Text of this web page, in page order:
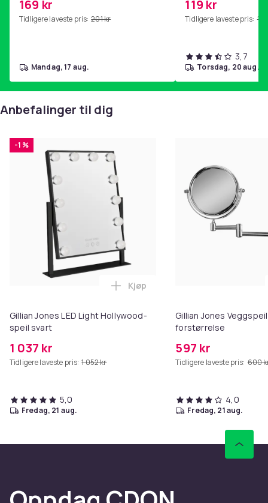
hjemmegymnastikk Pink
169 kr
Tidligere laveste pris: 201 kr
mandag, 17 aug.
119 kr
Tidligere laveste pris:
3,7
torsdag, 20 aug.
Anbefalinger til dig
-1 %
Gillian Jones LED Light Hollywood-
speil svart
1 037 kr
Tidligere laveste pris: 1 052 kr
Legg Gillian Jones LED Light
Kjøp
5,0
fredag, 21 aug.
Gillian Jones
forstørrelse
597 kr
Tidligere laveste pris: 600
4,0
fredag, 21 aug.